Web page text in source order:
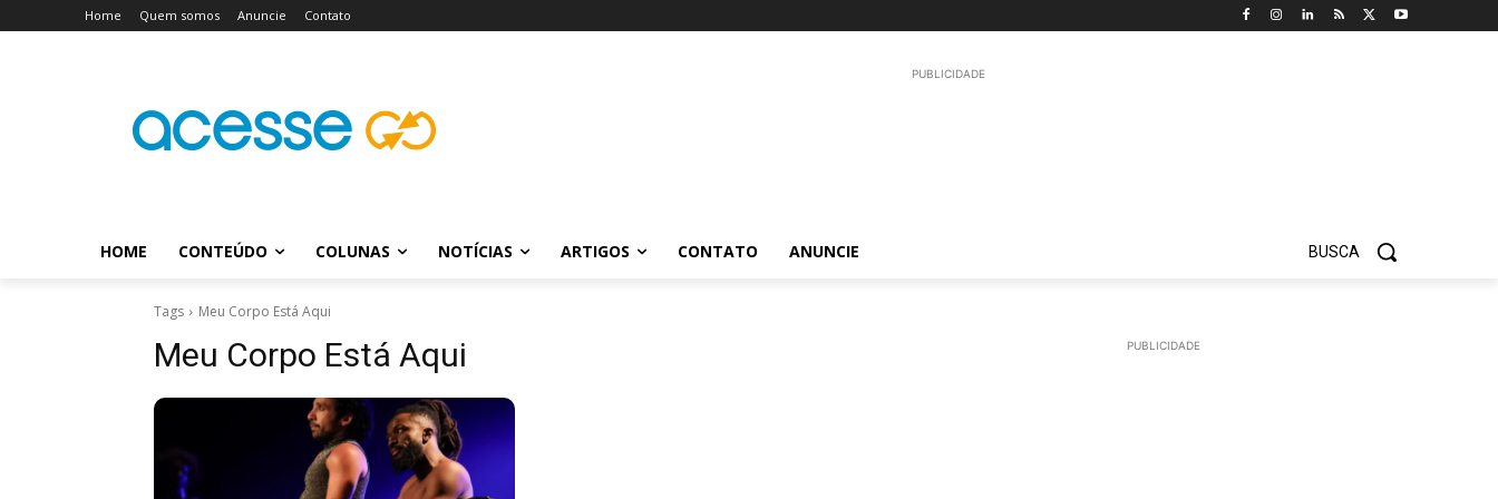
Home Quem somos Anuncie Contato
PUBLICIDADE
HOME CONTEÚDO COLUNAS NOTÍCIAS ARTIGOS CONTATO ANUNCIE BUSCA
Tags Meu Corpo Está Aqui
Meu Corpo Está Aqui PUBLICIDADE